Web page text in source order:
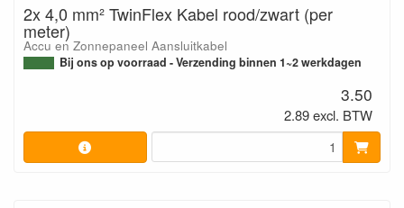
2x 4,0 mm² TwinFlex Kabel rood/zwart (per
meter)
Accu en Zonnepaneel Aansluitkabel
Bij ons op voorraad - Verzending binnen 1~2 werkdagen
3.50
2.89 excl. BTW